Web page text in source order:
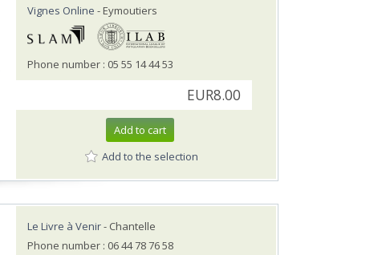
Vignes Online - Eymoutiers
Phone number : 05 55 14 44 53
EUR8.00
Add to cart
Add to the selection
Le Livre à Venir- Chantelle
Phone number : 06 44 78 76 58